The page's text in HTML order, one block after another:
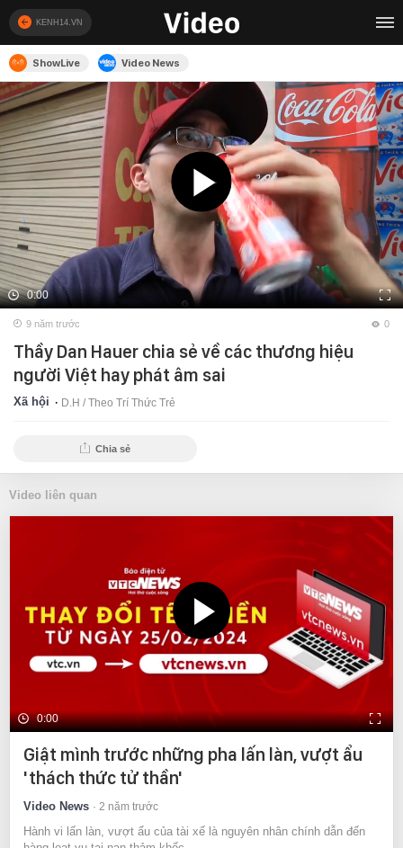
KENH14.VN
ShowLive Video News
0:00
9 năm trước 0
Thầy Dan Hauer chia sẻ về các thương hiệu
người Việt hay phát âm sai
Xã hội D.H / Theo Trí Thức Trẻ
Chia sẻ
Video liên quan
0:00
Giật mình trước những pha lấn làn, vượt ẩu
'thách thức tử thần'
Video News 2 năm trước
Hành vi lấn làn, vượt ẩu của tài xế là nguyên nhân chính dẫn đến